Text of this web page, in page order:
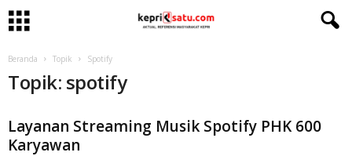
Beranda Topik Spotify
Topik: spotify
Layanan Streaming Musik Spotify PHK 600
Karyawan